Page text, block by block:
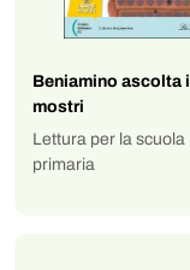
Beniamino ascolta i
mostri
Lettura per la scuola
primaria